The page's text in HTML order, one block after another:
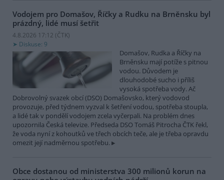
Vodojem pro Domašov, Říčky a Rudku na Brněnsku byl
prázdný, lidé musí šetřit
4.8.2026 17:12 (ČTK)
Diskuse: 9
Domašov, Rudka a Říčky na
Brněnsku mají potíže s pitnou
vodou. Důvodem je
dlouhodobé sucho i příliš
vysoká spotřeba vody. Ač
Dobrovolný svazek obcí (DSO) Domašovsko, který vodovod
provozuje, před týdnem vyzval k šetření vodou, spotřeba stoupla,
a lidé tak v pondělí vodojem zcela vyčerpali. Na problém dnes
upozornila Česká televize. Předseda DSO Tomáš Pitrocha ČTK řekl,
že voda nyní z kohoutků ve třech obcích teče, ale je třeba opravdu
omezit její nadměrnou spotřebu.
Obce dostanou od ministerstva 300 milionů korun na